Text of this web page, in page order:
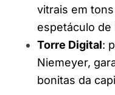
vitrais em
espetáculo de
Torre Digital:
Niemeyer,
bonitas da